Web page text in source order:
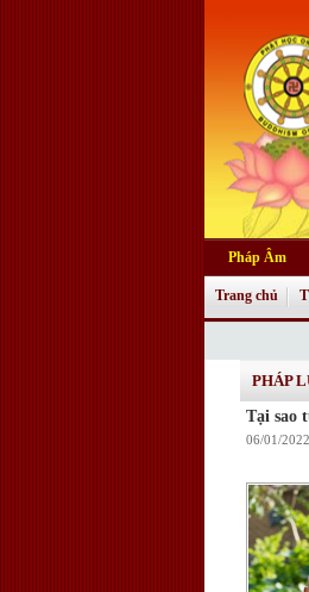
Pháp Âm
Trang chủ
PHÁP
Tại sao
06/01/